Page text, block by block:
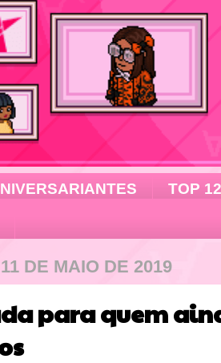
TOP 12
DE MAIO DE 2019
para quem